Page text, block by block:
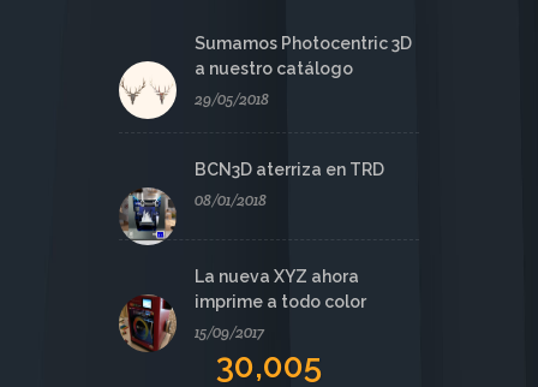
Sumamos Photocentric 3D
a nuestro catálogo
29/05/2018
BCN3D aterriza en TRD
08/01/2018
La nueva XYZ ahora
imprime a todo color
15/09/2017
30,005